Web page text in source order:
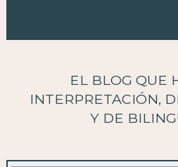
EL BLOG QUE
INTERPRETACIÓN,
Y DE